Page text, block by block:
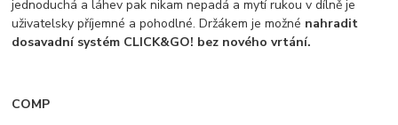
jednoduchá a láhev pak nikam nepadá a mytí rukou v dílně je
uživatelsky příjemné a pohodlné. Držákem je možné nahradit
dosavadní systém CLICK&GO! bez nového vrtání.
COMP